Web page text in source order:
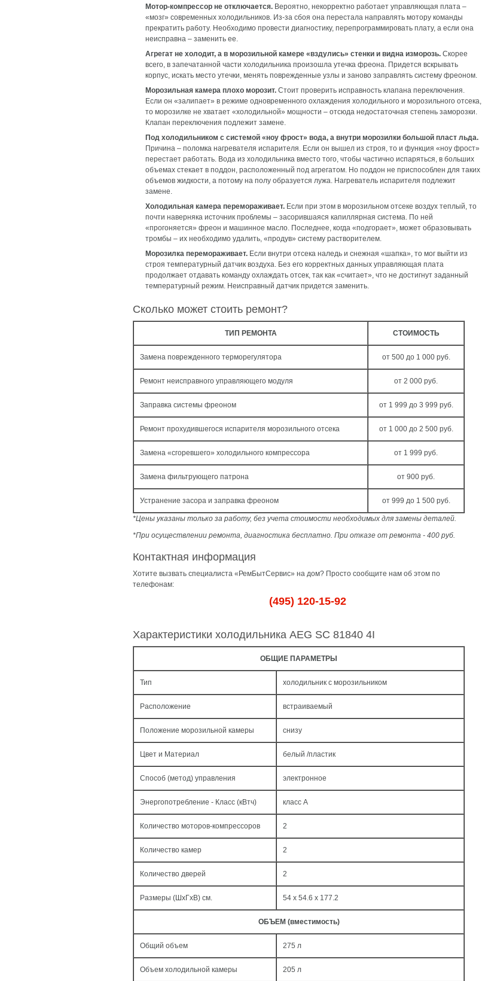
Мотор-компрессор не отключается. Вероятно, некорректно работает управляющая плата –
«мозг» современных холодильников. Из-за сбоя она перестала направлять мотору команды
прекратить работу. Необходимо провести диагностику, перепрограммировать плату, а если она
неисправна – заменить ее.
Агрегат не холодит, а в морозильной камере «вздулись» стенки и видна изморозь. Скорее
всего, в запечатанной части холодильника произошла утечка фреона. Придется вскрывать
корпус, искать место утечки, менять поврежденные узлы и заново заправлять систему фреоном.
Морозильная камера плохо морозит. Стоит проверить исправность клапана переключения.
Если он «залипает» в режиме одновременного охлаждения холодильного и морозильного отсека,
то морозилке не хватает «холодильной» мощности – отсюда недостаточная степень заморозки.
Клапан переключения подлежит замене.
Под холодильником с системой «ноу фрост» вода, а внутри морозилки большой пласт льда.
Причина – поломка нагревателя испарителя. Если он вышел из строя, то и функция «ноу фрост»
перестает работать. Вода из холодильника вместо того, чтобы частично испаряться, в больших
объемах стекает в поддон, расположенный под агрегатом. Но поддон не приспособлен для таких
объемов жидкости, а потому на полу образуется лужа. Нагреватель испарителя подлежит
замене.
Холодильная камера перемораживает. Если при этом в морозильном отсеке воздух теплый, то
почти наверняка источник проблемы – засорившаяся капиллярная система. По ней
«прогоняется» фреон и машинное масло. Последнее, когда «подгорает», может образовывать
тромбы – их необходимо удалить, «продув» систему растворителем.
Морозилка перемораживает. Если внутри отсека наледь и снежная «шапка», то мог выйти из
строя температурный датчик воздуха. Без его корректных данных управляющая плата
продолжает отдавать команду охлаждать отсек, так как «считает», что не достигнут заданный
температурный режим. Неисправный датчик придется заменить.
Сколько может стоить ремонт?
ТИП РЕМОНТА СТОИМОСТЬ
Замена поврежденного терморегулятора от 500 до 1 000 руб.
Ремонт неисправного управляющего модуля от 2 000 руб.
Заправка системы фреоном от 1 999 до 3 999 руб.
Ремонт прохудившегося испарителя морозильного отсека от 1 000 до 2 500 руб.
Замена «сгоревшего» холодильного компрессора от 1 999 руб.
Замена фильтрующего патрона от 900 руб.
Устранение засора и заправка фреоном от 999 до 1 500 руб.
*Цены указаны только за работу, без учета стоимости необходимых для замены деталей.
*При осуществлении ремонта, диагностика бесплатно. При отказе от ремонта - 400 руб.
Контактная информация
Хотите вызвать специалиста «РемБытСервис» на дом? Просто сообщите нам об этом по
телефонам:
(495) 120-15-92
Характеристики холодильника AEG SC 81840 4I
ОБЩИЕ ПАРАМЕТРЫ
Тип холодильник с морозильником
Расположение встраиваемый
Положение морозильной камеры снизу
Цвет и Материал белый /пластик
Способ (метод) управления электронное
Энергопотребление - Класс (кВтч) класс A
Количество моторов-компрессоров 2
Количество камер 2
Количество дверей 2
Размеры (ШxГxВ) см. 54 x 54.6 x 177.2
ОБЪЕМ (вместимость)
Общий объем 275 л
Объем холодильной камеры 205 л